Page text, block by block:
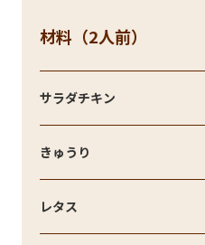
材料（2人前）
サラダチキン
きゅうり
レタス